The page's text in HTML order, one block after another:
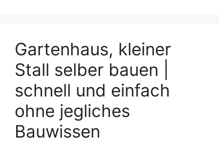
Gartenhaus, kleiner
Stall selber bauen |
schnell und einfach
ohne jegliches
Bauwissen